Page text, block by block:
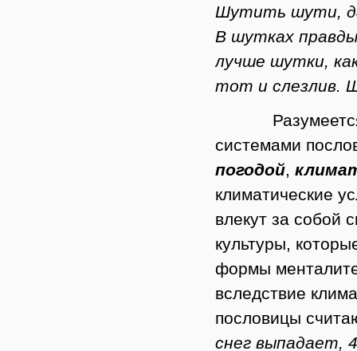
Шутить шути,
В шутках
лучше шутки,
тот и
системами
погодой,
климатические
влекут за собой
культуры,
формы
вследствие
пословицы
снег выпадает,